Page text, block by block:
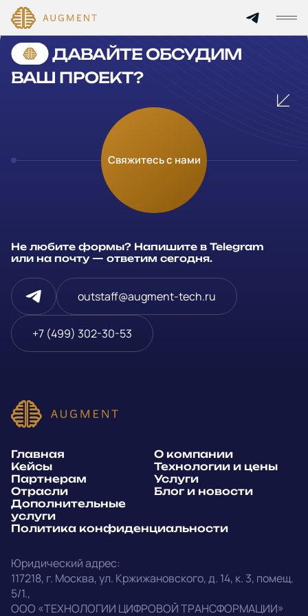
Написать в Telegram
outstaff@augment-tech.ru
Главная
Технологии и цены
Услуги
Отрасли
Блог и новости
Политика
конфиденциальности
Cannot find 'services' template with page 'detail'
ДАВАЙТЕ ОБСУДИМ
ВАШ ПРОЕКТ?
Свяжитесь с нами
Не любите формы? Напишите в Telegram
или на почту — ответим сегодня.
outstaff@augment-tech.ru
+7 (499) 302-30-53
Юридический адрес:
117218, г. Москва,ул. Кржижановского, д. 14, к. 3, помещ.
5/1.,
ООО «ТЕХНОЛОГИИ ЦИФРОВОЙ ТРАНСФОРМАЦИИ»
Главная
О компании
Кейсы
Технологии и цены
Партнерам
Услуги
Отрасли
Блог и новости
Дополнительные
услуги
Политика конфиденциальности
Оставьте заявку
Заполните и отправьте данные и мы свяжемся с вами в
течение рабочего дня
Компания
Телефон*
E-mail
Telegram
WhatsApp
E-mail
Позвонить
Напишите, какие специалисты, в каком количестве и как
срочно нужны на ваш проект
Прикрепить файл